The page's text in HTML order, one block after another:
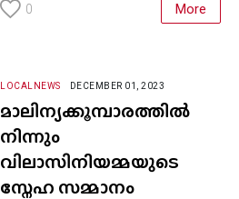
0 More
LOCALNEWS DECEMBER 01, 2023
മാലിന്യക്കൂമ്പാരത്തിൽ
നിന്നും
വിലാസിനിയമ്മയുടെ
സ്നേഹ സമ്മാനം